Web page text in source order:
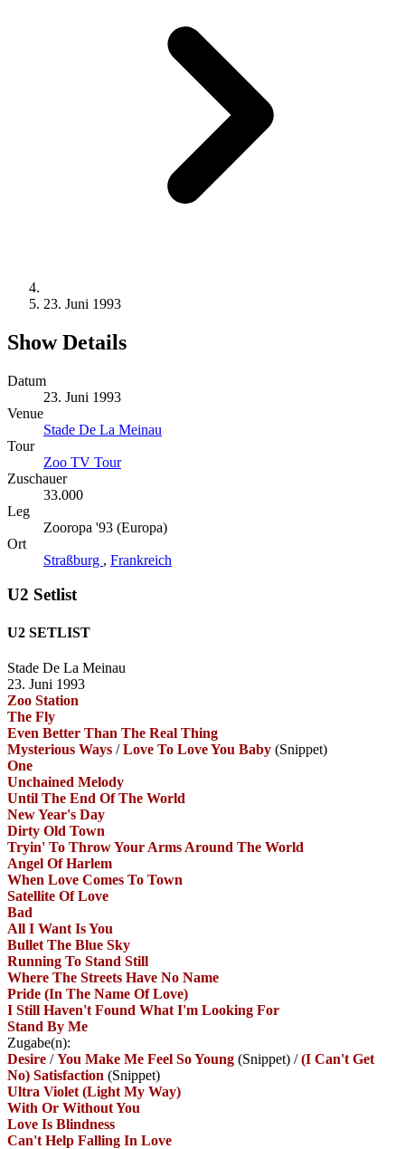
23. Juni 1993
Show Details
Datum
23. Juni 1993
Venue
Stade De La Meinau
Tour
Zoo TV Tour
Zuschauer
33.000
Leg
Zooropa '93 (Europa)
Ort
Straßburg , Frankreich
U2 Setlist
U2 SETLIST
Stade De La Meinau
23. Juni 1993
Zoo Station
The Fly
Even Better Than The Real Thing
Mysterious Ways /Love To Love You Baby (Snippet)
One
Unchained Melody
Until The End Of The World
New Year's Day
Dirty Old Town
Tryin' To Throw Your Arms Around The World
Angel Of Harlem
When Love Comes To Town
Satellite Of Love
Bad
All I Want Is You
Bullet The Blue Sky
Running To Stand Still
Where The Streets Have No Name
Pride (In The Name Of Love)
I Still Haven't Found What I'm Looking For
Stand By Me
Zugabe(n):
Desire /You Make Me Feel So Young (Snippet) /(I Can't Get
No) Satisfaction (Snippet)
Ultra Violet (Light My Way)
With Or Without You
Love Is Blindness
Can't Help Falling In Love